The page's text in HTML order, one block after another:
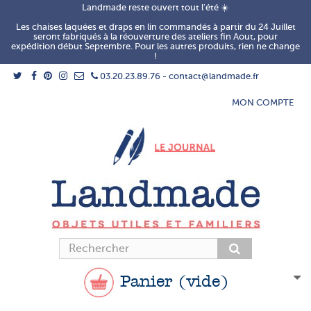
Landmade reste ouvert tout l'été ☀️
Les chaises laquées et draps en lin commandés à partir du 24 Juillet
seront fabriqués à la réouverture des ateliers fin Aout, pour
expédition début Septembre. Pour les autres produits, rien ne change
!
03.20.23.89.76 - contact@landmade.fr
MON COMPTE
Panier (vide)